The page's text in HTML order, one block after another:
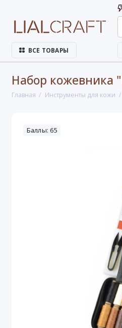
ВСЕ ТОВАРЫ
Набор кожевника
Главная Инструменты для кожи
Баллы: 65